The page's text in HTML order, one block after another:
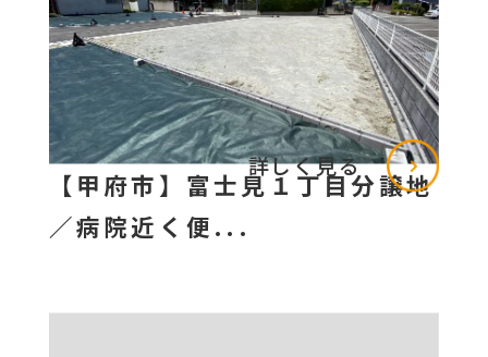
【甲府市】富士見１丁目分譲地
／病院近く便...
詳しく見る